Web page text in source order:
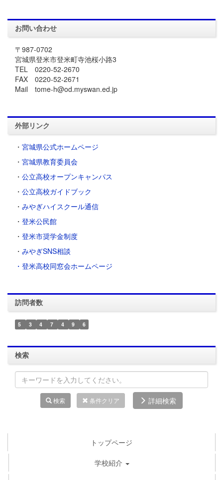
お問い合わせ
〒987-0702
宮城県登米市登米町寺池桜小路3
TEL 0220-52-2670
FAX 0220-52-2671
Mail tome-h@od.myswan.ed.jp
外部リンク
・ 宮城県公式ホームページ
・ 宮城県教育委員会
・ 公立高校オープンキャンパス
・ 公立高校ガイドブック
・ みやぎハイスクール通信
・ 登米公民館
・ 登米市奨学金制度
・ みやぎSNS相談
・登米高校同窓会ホームページ
訪問者数
5 3 4 7 4 9 6
検索
検索 条件クリア 詳細検索
トップページ
学校紹介